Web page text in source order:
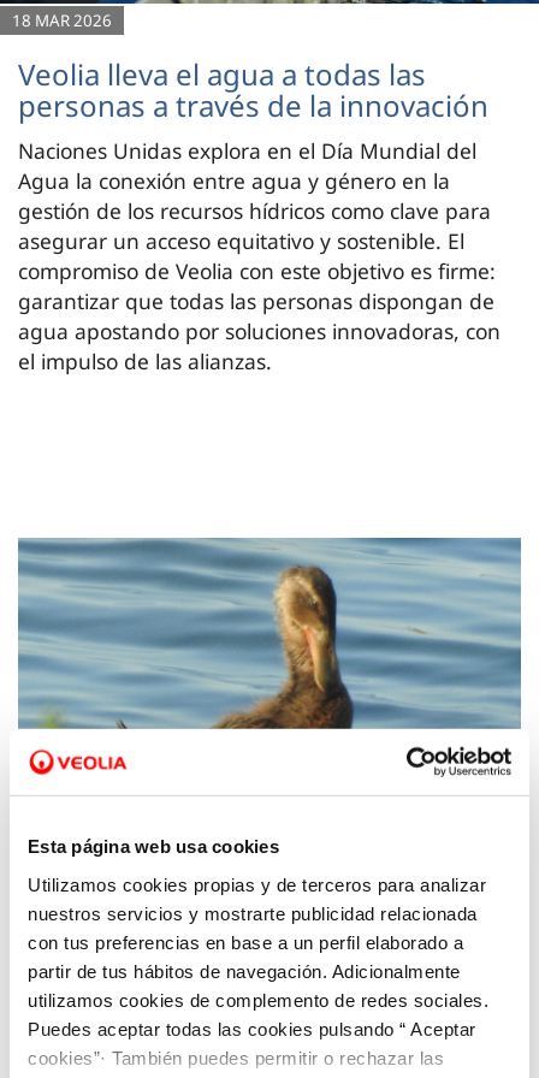
Esta página web usa cookies
Utilizamos cookies propias y de terceros para analizar
nuestros servicios y mostrarte publicidad relacionada
con tus preferencias en base a un perfil elaborado a
partir de tus hábitos de navegación. Adicionalmente
utilizamos cookies de complemento de redes sociales.
Puedes aceptar todas las cookies pulsando “ Aceptar
cookies”· También puedes permitir o rechazar las
18 MAR 2026
Veolia lleva el agua a todas las
personas a través de la innovación
Naciones Unidas explora en el Día Mundial del
Agua la conexión entre agua y género en la
gestión de los recursos hídricos como clave para
asegurar un acceso equitativo y sostenible. El
compromiso de Veolia con este objetivo es firme:
garantizar que todas las personas dispongan de
agua apostando por soluciones innovadoras, con
el impulso de las alianzas.
11 AGO 2020
Hidrogea y ANSE detectan nidos del pato
cuchara en las lagunas de la depuradora de
Cabezo Beaza